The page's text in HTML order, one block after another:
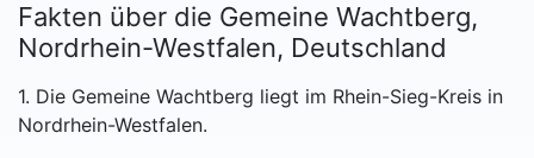
Fakten über die Gemeine Wachtberg,
Nordrhein-Westfalen, Deutschland
1. Die Gemeine Wachtberg liegt im Rhein-Sieg-Kreis in
Nordrhein-Westfalen.